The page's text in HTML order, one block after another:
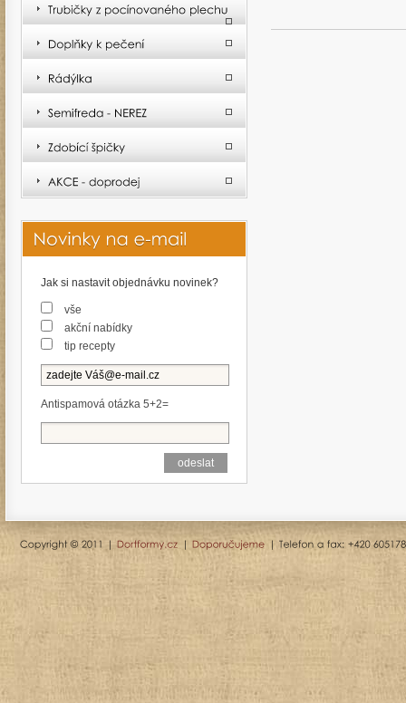
Jak si nastavit objednávku novinek?
vše
akční nabídky
tip recepty
Antispamová otázka 5+2=